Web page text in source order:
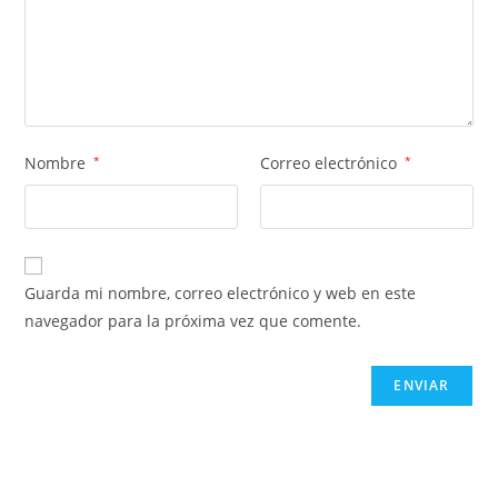
Nombre * Correo electrónico *
Guarda mi nombre, correo electrónico y web en este
navegador para la próxima vez que comente.